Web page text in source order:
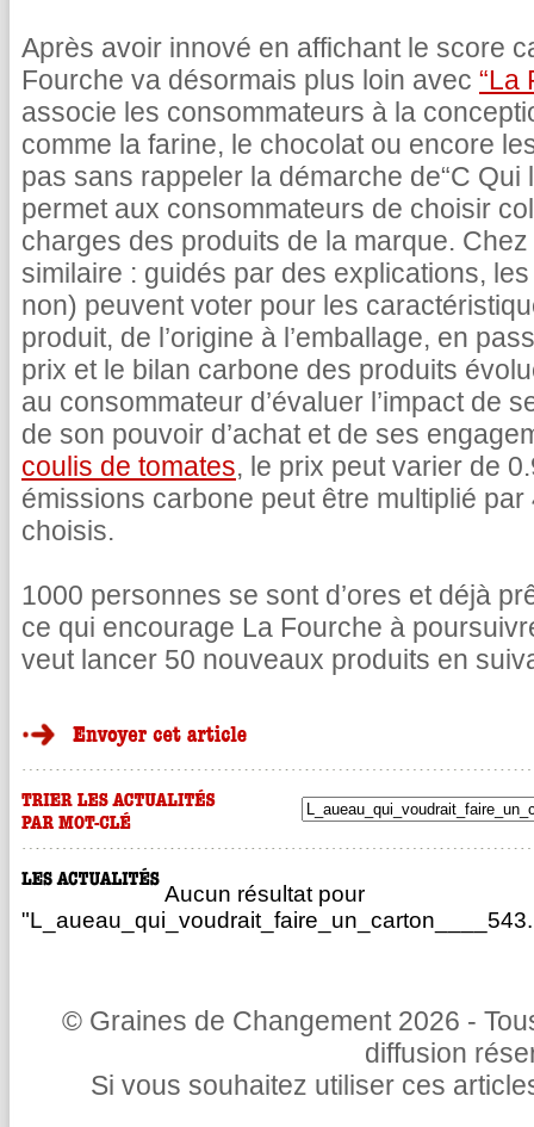
Après avoir innové en affichant le score
Fourche va désormais plus loin avec “La
associe les consommateurs à la
comme la farine, le chocolat ou encore
pas sans rappeler la démarche de“C Qui
permet aux consommateurs de choisir
charges des produits de la marque.
similaire : guidés par des explications,
non) peuvent voter pour les
produit, de l’origine à l’emballage, en
prix et le bilan carbone des produits
au consommateur d’évaluer l’impact de
de son pouvoir d’achat et de ses
coulis de tomates, le prix peut varier de
émissions carbone peut être multiplié
choisis.
1000 personnes se sont d’ores et déjà
ce qui encourage La Fourche à
veut lancer 50 nouveaux produits en
Aucun résultat pour
© Graines de Changement 2026 -
diffusion
Si vous souhaitez utiliser ces